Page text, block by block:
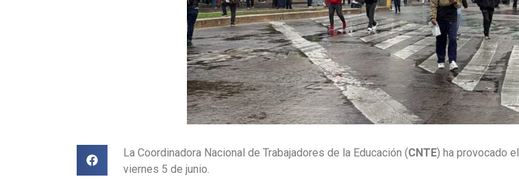
La Coordinadora Nacional de Trabajadores de la Educación (CNTE) ha provocado el
viernes 5 de junio.